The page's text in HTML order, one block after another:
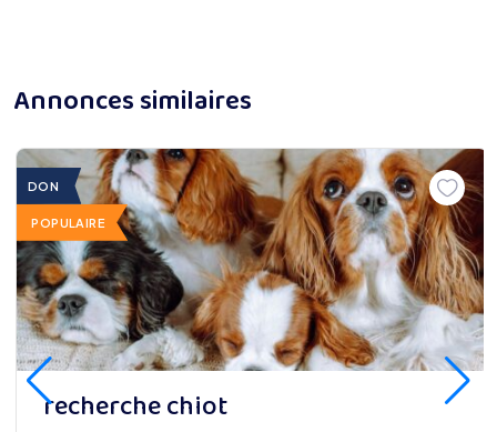
Annonces similaires
DON
POPULAIRE
recherche chiot